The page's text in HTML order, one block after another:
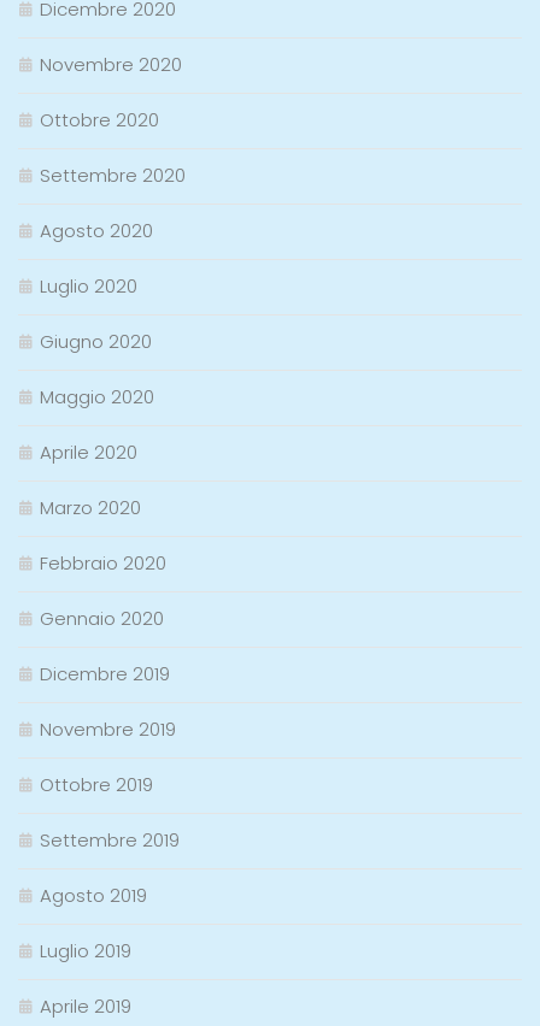
Dicembre 2020
Novembre 2020
Ottobre 2020
Settembre 2020
Agosto 2020
Luglio 2020
Giugno 2020
Maggio 2020
Aprile 2020
Marzo 2020
Febbraio 2020
Gennaio 2020
Dicembre 2019
Novembre 2019
Ottobre 2019
Settembre 2019
Agosto 2019
Luglio 2019
Aprile 2019